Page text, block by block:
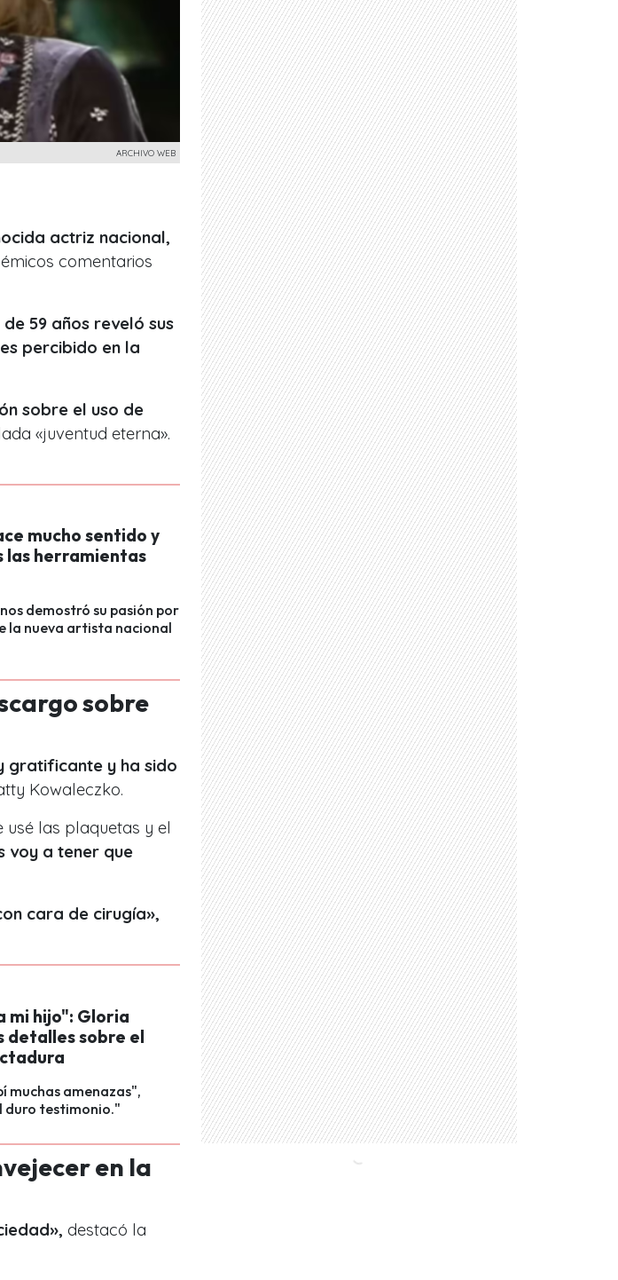
ARCHIVO WEB
actriz nacional,
comentarios
59 años reveló sus
percibido en la
sobre el uso de
«juventud eterna».
mucho sentido y
las herramientas
demostró su pasión por
la nueva artista nacional
sobre
gratificante y ha sido
Kowaleczko.
usé las plaquetas y el
voy a tener que
cara de cirugía»,
mi hijo": Gloria
detalles sobre el
muchas amenazas",
duro testimonio."
en la
destacó la